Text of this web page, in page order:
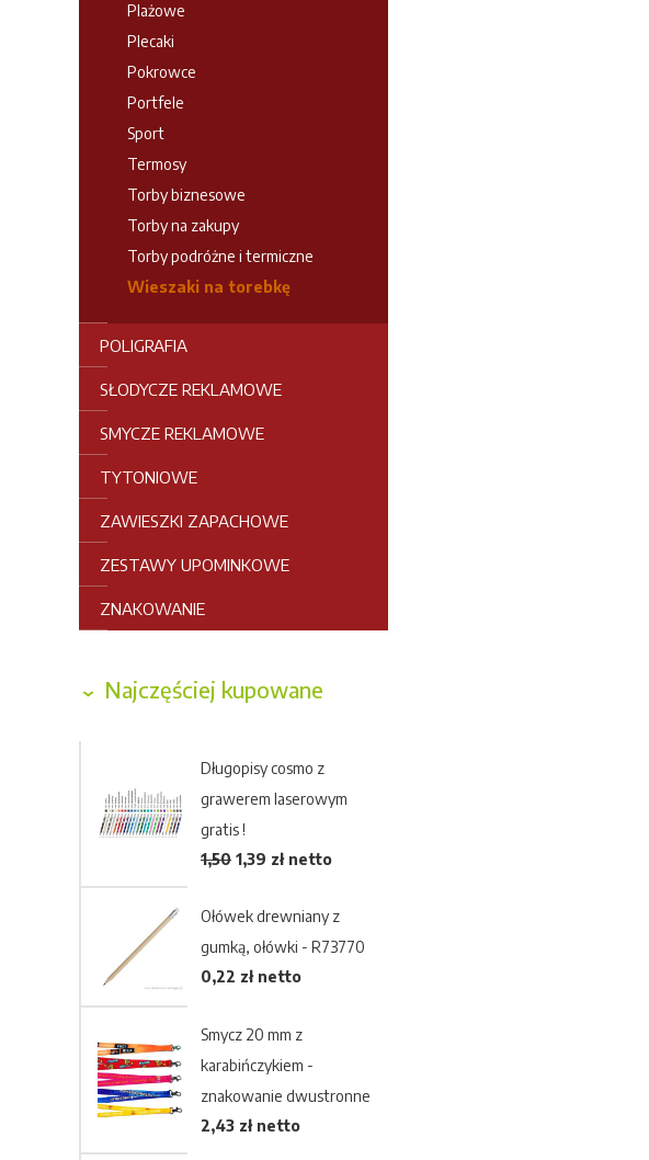
Plażowe
Plecaki
Pokrowce
Portfele
Sport
Termosy
Torby biznesowe
Torby na zakupy
Torby podróżne i termiczne
Wieszaki na torebkę
POLIGRAFIA
SŁODYCZE REKLAMOWE
SMYCZE REKLAMOWE
TYTONIOWE
ZAWIESZKI ZAPACHOWE
ZESTAWY UPOMINKOWE
ZNAKOWANIE
Najczęściej kupowane
Długopisy cosmo z
grawerem laserowym
gratis !
1,50 1,39 zł netto
Ołówek drewniany z
gumką, ołówki - R73770
0,22 zł netto
Smycz 20 mm z
karabińczykiem -
znakowanie dwustronne
2,43 zł netto